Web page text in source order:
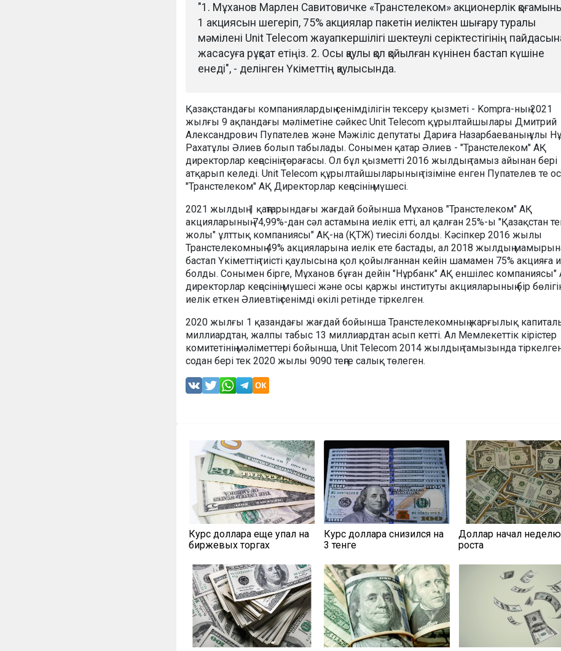
"1. Мұханов Марлен Савитовичке «Транстелеком» акционерлік
1 акциясын шегеріп, 75% акциялар пакетін иеліктен шығару туралы
мәмілені Unit Telecom жауапкершілігі шектеулі серіктестігінің
жасасуға рұқсат етіңіз. 2. Осы қаулы қол қойылған күнінен бастап күшіне
енеді", - делінген Үкіметтің қаулысында.
Қазақстандағы компаниялардың сенімділігін тексеру қызметі - Kompra-ның 2021
жылғы 9 ақпандағы мәліметіне сәйкес Unit Telecom құрылтайшылары Дмитрий
Александрович Пупателев және Мәжіліс депутаты Дариға Назарбаеваның ұлы
Рахатұлы Әлиев болып табылады. Сонымен қатар Әлиев - "Транстелеком" АҚ
директорлар кеңесінің төрағасы. Ол бұл қызметті 2016 жылдың тамыз айынан бері
атқарып келеді. Unit Telecom құрылтайшыларының тізіміне енген Пупателев те
"Транстелеком" АҚ Директорлар кеңесінің мүшесі.
2021 жылдың 1 қаңтарындағы жағдай бойынша Мұханов "Транстелеком" АҚ
акцияларының 74,99%-дан сәл астамына иелік етті, ал қалған 25%-ы "Қазақстан
жолы" ұлттық компаниясы" АҚ-на (ҚТЖ) тиесілі болды. Кәсіпкер 2016 жылы
Транстелекомның 49% акцияларына иелік ете бастады, ал 2018 жылдың
бастап Үкіметтің тиісті қаулысына қол қойылғаннан кейін шамамен 75% акцияға
болды. Сонымен бірге, Мұханов бұған дейін "Нұрбанк" АҚ еншілес компаниясы"
директорлар кеңесінің мүшесі және осы қаржы институты акцияларының бір
иелік еткен Әлиевтің сенімді өкілі ретінде тіркелген.
2020 жылғы 1 қазандағы жағдай бойынша Транстелекомның жарғылық
миллиардтан, жалпы табыс 13 миллиардтан асып кетті. Ал Мемлекеттік кірістер
комитетінің мәліметтері бойынша, Unit Telecom 2014 жылдың тамызында
содан бері тек 2020 жылы 9090 теңге салық төлеген.
Курс доллара еще упал на
биржевых торгах
Курс доллара снизился на
3 тенге
Доллар начал
роста